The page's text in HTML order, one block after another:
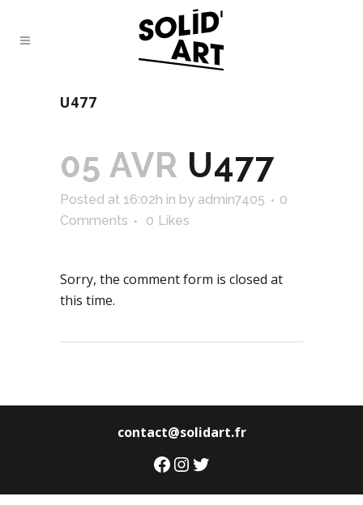
U477
05 AVR U477
Posted at 16:02h in by admin7405
0
Comments
0 Likes
Sorry, the comment form is closed at
this time.
contact@solidart.fr
Facebook
Instagram
Twitter